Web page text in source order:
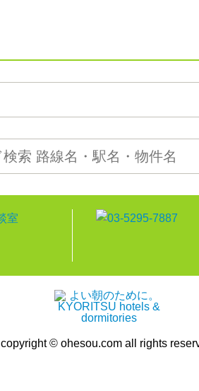
copyright © ohesou.com all rights